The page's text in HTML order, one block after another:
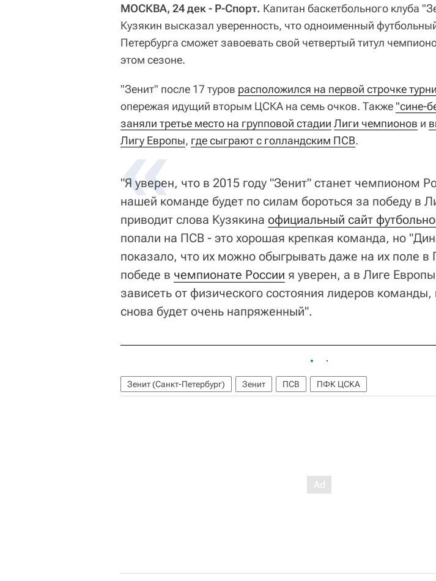
МОСКВА, 24 дек - Р-Спорт. Капитан баскетбольного клуба
Кузякин высказал уверенность, что одноименный
Петербурга сможет завоевать свой четвертый титул
этом сезоне.
"Зенит" после 17 туров расположился на первой строчке
опережая идущий вторым ЦСКА на семь очков. Также"сине-
заняли третье место на групповой стадии Лиги чемпионов и
Лигу Европы, где сыграют с голландским ПСВ.
"Я уверен, что в 2015 году "Зенит" станет чемпионом
нашей команде будет по силам бороться за победу в
приводит слова Кузякина официальный сайт
попали на ПСВ - это хорошая крепкая команда, но
показало, что их можно обыгрывать даже на их поле в
победе в чемпионате России я уверен, а в Лиге
зависеть от физического состояния лидеров команды,
снова будет очень напряженный".
Зенит (Санкт-Петербург) Зенит ПСВ ПФК ЦСКА